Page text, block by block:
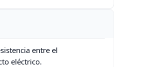
entre el
eléctrico.